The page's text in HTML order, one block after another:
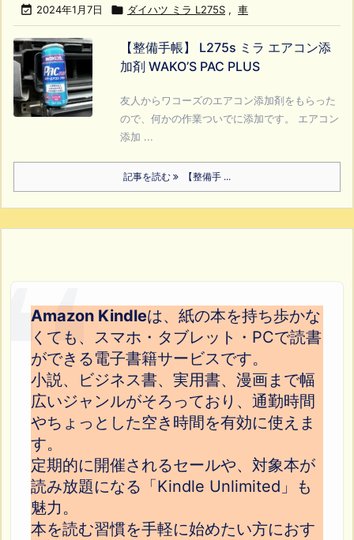
 2024年1月7日  ダイハツ ミラ L275S , 車
【整備手帳】 L275s ミラ エアコン添
加剤 WAKO’S PAC PLUS
友人からワコーズのエアコン添加剤をもらった
ので、何かの作業ついでに添加です。 エアコン
添加 ...
記事を読む 【整備手 ...
Amazon Kindleは、紙の本を持ち歩かな
くても、スマホ・タブレット・PCで読書
ができる電子書籍サービスです。
小説、ビジネス書、実用書、漫画まで幅
広いジャンルがそろっており、通勤時間
やちょっとした空き時間を有効に使えま
す。
定期的に開催されるセールや、対象本が
読み放題になる「Kindle Unlimited」も
魅力。
本を読む習慣を手軽に始めたい方におす